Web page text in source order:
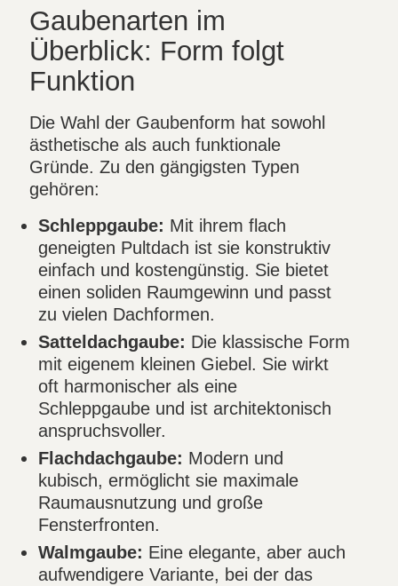
Gaubenarten im
Überblick: Form folgt
Funktion
Die Wahl der Gaubenform hat sowohl
ästhetische als auch funktionale
Gründe. Zu den gängigsten Typen
gehören:
Schleppgaube: Mit ihrem flach
geneigten Pultdach ist sie konstruktiv
einfach und kostengünstig. Sie bietet
einen soliden Raumgewinn und passt
zu vielen Dachformen.
Satteldachgaube: Die klassische Form
mit eigenem kleinen Giebel. Sie wirkt
oft harmonischer als eine
Schleppgaube und ist architektonisch
anspruchsvoller.
Flachdachgaube: Modern und
kubisch, ermöglicht sie maximale
Raumausnutzung und große
Fensterfronten.
Walmgaube: Eine elegante, aber auch
aufwendigere Variante, bei der das